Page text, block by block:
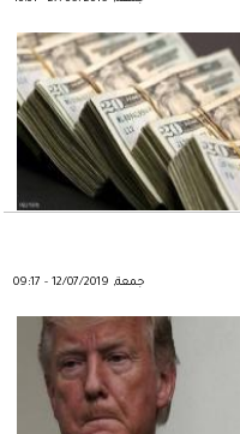
جمعة, 12/07/2019 - 09:17